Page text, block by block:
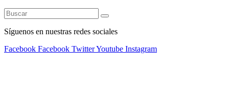
Síguenos en nuestras redes sociales
Facebook Facebook TwitterYoutube Instagram